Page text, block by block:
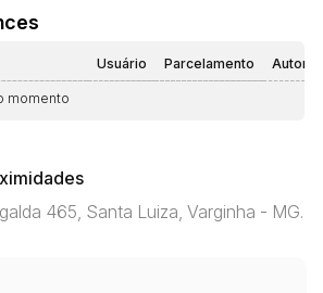
Usuário Parcelamento
momento
465, Santa Luiza, Varginha - MG.